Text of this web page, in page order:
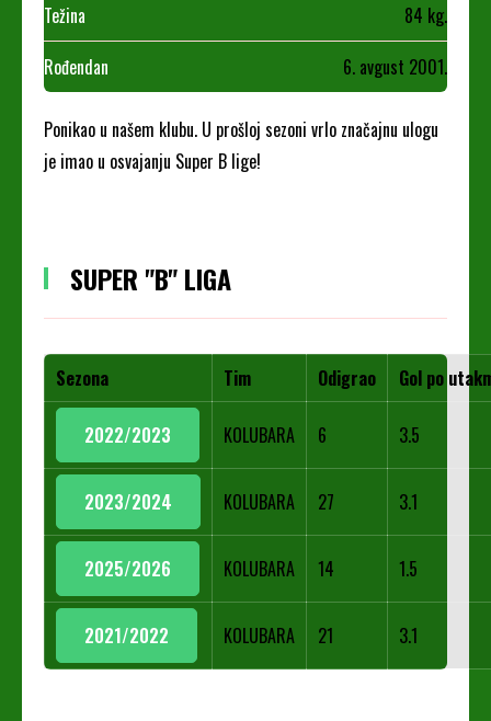
Težina
84 kg.
Rođendan
6. avgust 2001.
Ponikao u našem klubu. U prošloj sezoni vrlo značajnu ulogu
je imao u osvajanju Super B lige!
SUPER "B" LIGA
Sezona Tim Odigrao Gol po
2022/2023 KOLUBARA 6 3.5
2023/2024 KOLUBARA 27 3.1
2025/2026 KOLUBARA 14 1.5
2021/2022 KOLUBARA 21 3.1